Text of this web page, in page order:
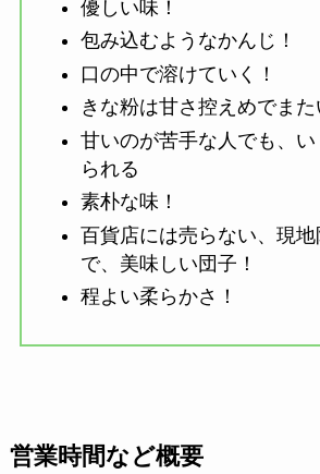
優しい味！
包み込むようなかんじ！
口の中で溶けていく！
きな粉は甘さ控えめでまた
甘いのが苦手な人でも、
られる
素朴な味！
百貨店には売らない、現
で、美味しい団子！
程よい柔らかさ！
営業時間など概要